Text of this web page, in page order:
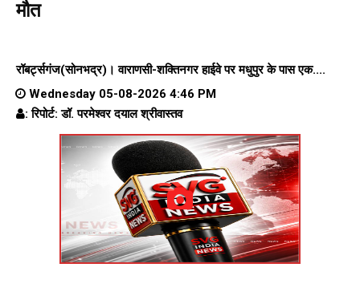
मौत
रॉबर्ट्सगंज(सोनभद्र)। वाराणसी-शक्तिनगर हाईवे परमधुपुर के पास एक....
Wednesday 05-08-2026 4:46 PM
: रिपोर्ट: डॉ. परमेश्वर दयाल श्रीवास्तव